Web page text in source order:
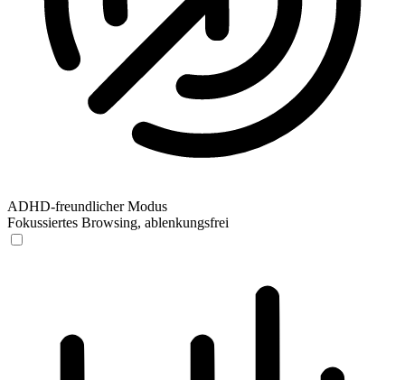
ADHD-freundlicher Modus
Fokussiertes Browsing, ablenkungsfrei